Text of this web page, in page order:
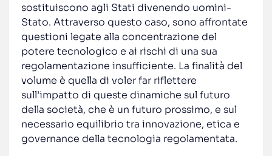
sostituiscono agli Stati divenendo uomini-
Stato. Attraverso questo caso, sono affrontate
questioni legate alla concentrazione del
potere tecnologico e ai rischi di una sua
regolamentazione insufficiente. La finalità del
volume è quella di voler far riflettere
sull’impatto di queste dinamiche sul futuro
della società, che è un futuro prossimo, e sul
necessario equilibrio tra innovazione, etica e
governance della tecnologia regolamentata.